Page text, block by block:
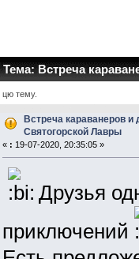
Тема: Встреча
цю тему.
Встреча караванеров и
Святогорской Лавры
« : 19-07-2020, 20:35:05 »
Друзья
приключений